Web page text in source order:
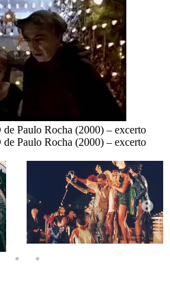
Paulo Rocha (2000) – excerto
Paulo Rocha (2000) – excerto